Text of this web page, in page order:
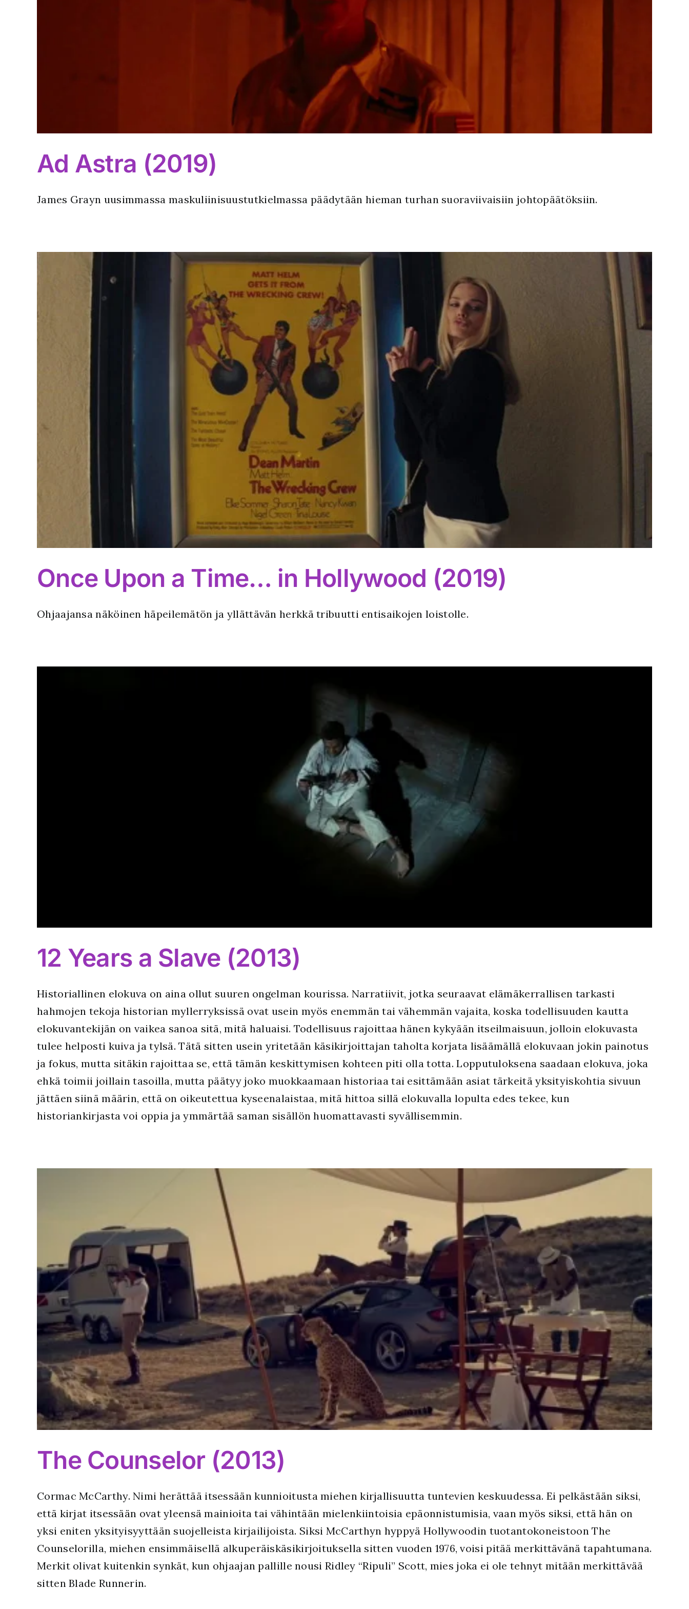
Ad Astra (2019)
James Grayn uusimmassa maskuliinisuustutkielmassa päädytään hieman turhan suoraviivaisiin johtopäätöksiin.
Once Upon a Time… in Hollywood (2019)
Ohjaajansa näköinen häpeilemätön ja yllättävän herkkä tribuutti entisaikojen loistolle.
12 Years a Slave (2013)
Historiallinen elokuva on aina ollut suuren ongelman kourissa. Narratiivit, jotka seuraavat elämäkerrallisen tarkasti
hahmojen tekoja historian myllerryksissä ovat usein myös enemmän tai vähemmän vajaita, koska todellisuuden kautta
elokuvantekijän on vaikea sanoa sitä, mitä haluaisi. Todellisuus rajoittaa hänen kykyään itseilmaisuun, jolloin elokuvasta
tulee helposti kuiva ja tylsä. Tätä sitten usein yritetään käsikirjoittajan taholta korjata lisäämällä elokuvaan jokin painotus
ja fokus, mutta sitäkin rajoittaa se, että tämän keskittymisen kohteen piti olla totta. Lopputuloksena saadaan elokuva, joka
ehkä toimii joillain tasoilla, mutta päätyy joko muokkaamaan historiaa tai esittämään asiat tärkeitä yksityiskohtia sivuun
jättäen siinä määrin, että on oikeutettua kyseenalaistaa, mitä hittoa sillä elokuvalla lopulta edes tekee, kun
historiankirjasta voi oppia ja ymmärtää saman sisällön huomattavasti syvällisemmin.
The Counselor (2013)
Cormac McCarthy. Nimi herättää itsessään kunnioitusta miehen kirjallisuutta tuntevien keskuudessa. Ei pelkästään siksi,
että kirjat itsessään ovat yleensä mainioita tai vähintään mielenkiintoisia epäonnistumisia, vaan myös siksi, että hän on
yksi eniten yksityisyyttään suojelleista kirjailijoista. Siksi McCarthyn hyppyä Hollywoodin tuotantokoneistoon The
Counselorilla, miehen ensimmäisellä alkuperäiskäsikirjoituksella sitten vuoden 1976, voisi pitää merkittävänä tapahtumana.
Merkit olivat kuitenkin synkät, kun ohjaajan pallille nousi Ridley “Ripuli” Scott, mies joka ei ole tehnyt mitään merkittävää
sitten Blade Runnerin.